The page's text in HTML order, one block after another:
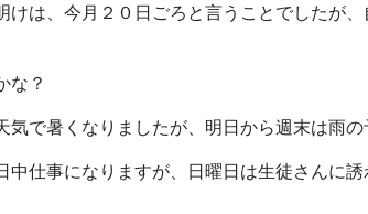
けは、今月２０日ごろと言うことでしたが
な？
気で暑くなりましたが、明日から週末は雨の
中仕事になりますが、日曜日は生徒さんに